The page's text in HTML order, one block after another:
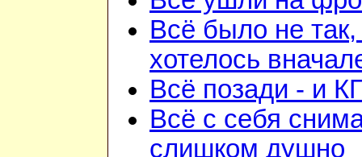
Всё было не так,
хотелось
Всё позади - и
Всё с себя
слишком душно